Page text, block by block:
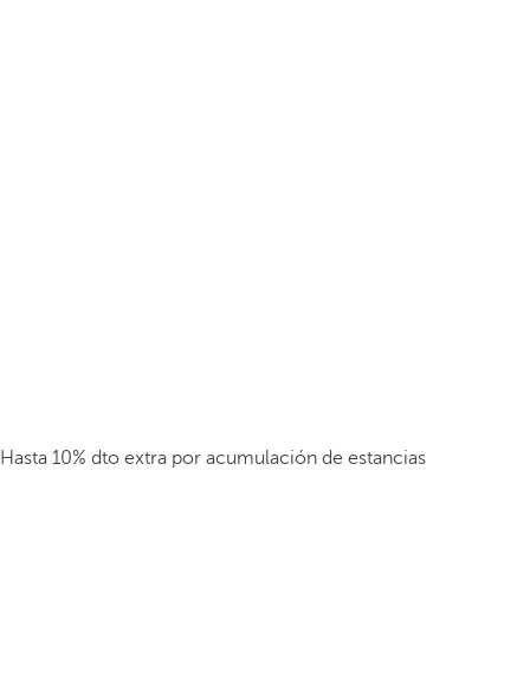
Hasta 10% dto extra por acumulación de estancias